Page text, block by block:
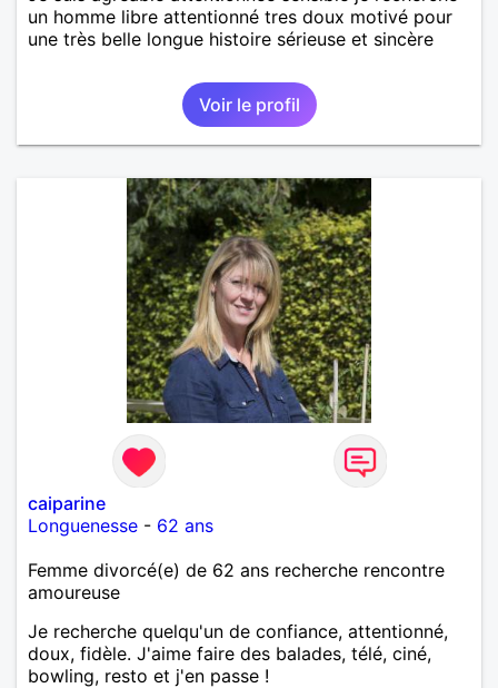
un homme libre attentionné tres doux motivé pour
une très belle longue histoire sérieuse et sincère
Voir le profil
caiparine
Longuenesse - 62 ans
Femme divorcé(e) de 62 ans recherche rencontre
amoureuse
Je recherche quelqu'un de confiance, attentionné,
doux, fidèle. J'aime faire des balades, télé, ciné,
bowling, resto et j'en passe !